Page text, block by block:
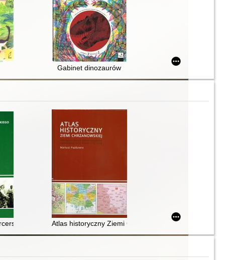
Gabinet dinozaurów
Polskiego w Chrzanowie : kalendarium wydarzeń 1920-2000
Atlas historyczny Ziemi Chrzanowskiej : atlas